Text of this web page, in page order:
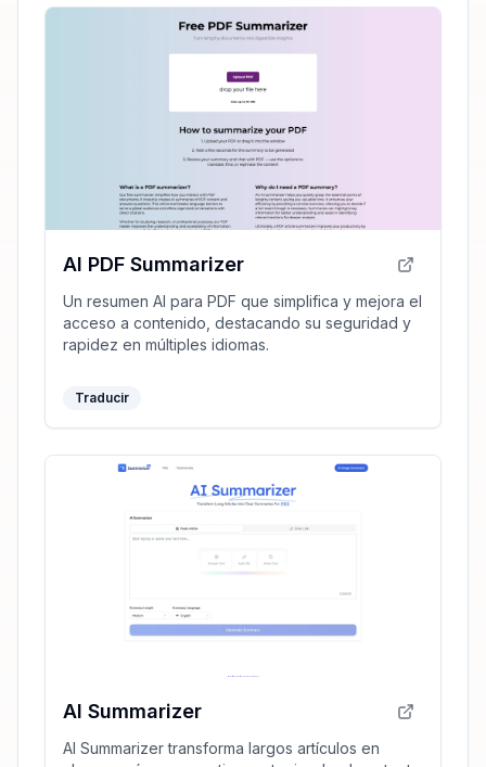
AI PDF Summarizer
Un resumen AI para PDF que simplifica y mejora el
acceso a contenido, destacando su seguridad y
rapidez en múltiples idiomas.
Traducir
AI Summarizer
AI Summarizer transforma largos artículos en